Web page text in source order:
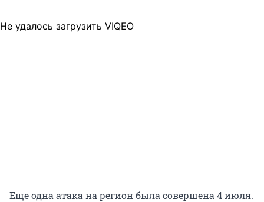
Не удалось загрузить VIQEO
Еще одна атака на регион была совершена 4 июля.